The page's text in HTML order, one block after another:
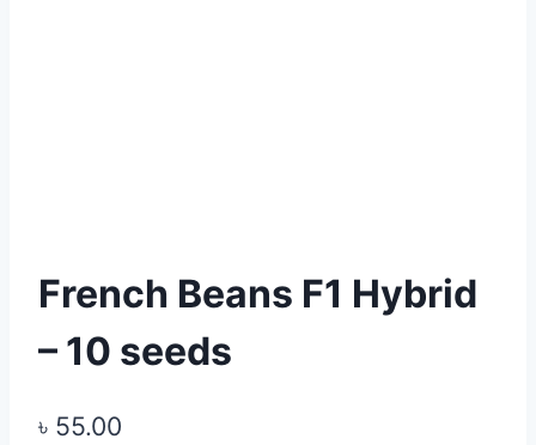
French Beans F1 Hybrid
– 10 seeds
৳ 55.00